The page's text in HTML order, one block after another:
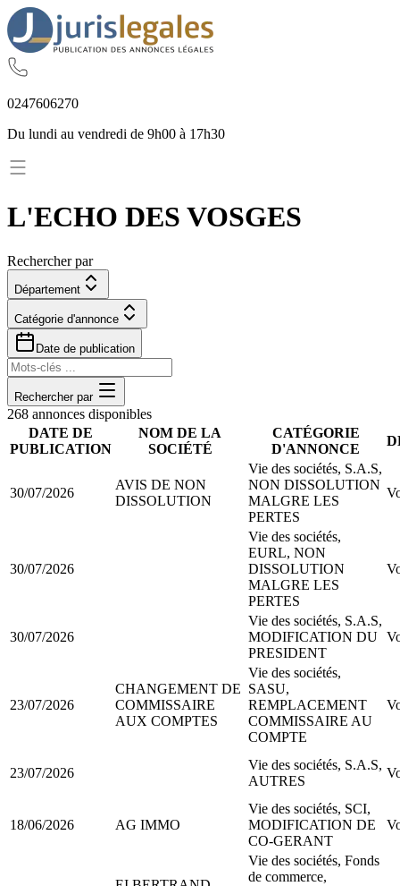
0247606270
Du lundi au vendredi de 9h00 à 17h30
L'ECHO DES VOSGES
Rechercher par
Département
Catégorie d'annonce
Date de publication
Rechercher par
268 annonces disponibles
DATE DE
PUBLICATION
NOM DE LA
SOCIÉTÉ
CATÉGORIE
D'ANNONCE
30/07/2026
AVIS DE NON
DISSOLUTION
Vie des sociétés, S.A.S,
NON DISSOLUTION
MALGRE LES
PERTES
30/07/2026
Vie des sociétés,
EURL, NON
DISSOLUTION
MALGRE LES
PERTES
30/07/2026
Vie des sociétés, S.A.S,
MODIFICATION DU
PRESIDENT
23/07/2026
CHANGEMENT DE
COMMISSAIRE
AUX COMPTES
Vie des sociétés,
SASU,
REMPLACEMENT
COMMISSAIRE AU
COMPTE
23/07/2026
Vie des sociétés, S.A.S,
AUTRES
18/06/2026 AG IMMO
Vie des sociétés, SCI,
MODIFICATION DE
CO-GERANT
Vie des sociétés, Fonds
de commerce,